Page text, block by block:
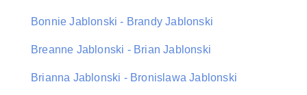
Bonnie Jablonski - Brandy Jablonski
Breanne Jablonski - Brian Jablonski
Brianna Jablonski - Bronislawa Jablonski